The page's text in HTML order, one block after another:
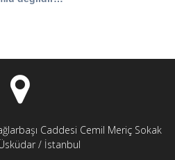
Caddesi Cemil Meriç Sokak
/ İstanbul